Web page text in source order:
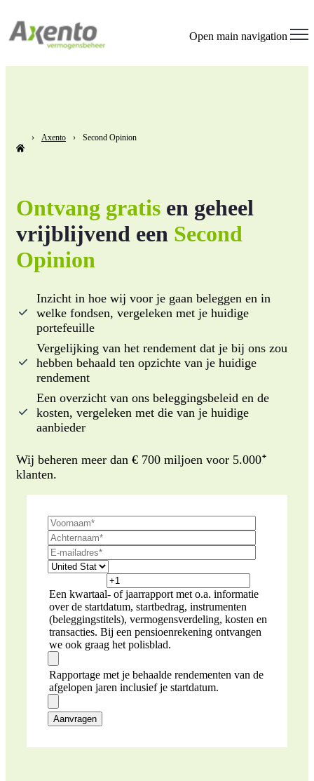
Open main navigation
Axento Second Opinion
Ontvang gratis en geheel
vrijblijvend een Second
Opinion
Inzicht in hoe wij voor je gaan beleggen en in
welke fondsen, vergeleken met je huidige
portefeuille
Vergelijking van het rendement dat je bij ons zou
hebben behaald ten opzichte van je huidige
rendement
Een overzicht van ons beleggingsbeleid en de
kosten, vergeleken met die van je huidige
aanbieder
Wij beheren meer dan € 700 miljoen voor 5.000ᐩ
klanten.
Een kwartaal- of jaarrapport met o.a. informatie
over de startdatum, startbedrag, instrumenten
(beleggingstitels), vermogensverdeling, kosten en
transacties. Bij een pensioenrekening ontvangen
we ook graag het polisblad.
Rapportage met je behaalde rendementen van de
afgelopen jaren inclusief je startdatum.